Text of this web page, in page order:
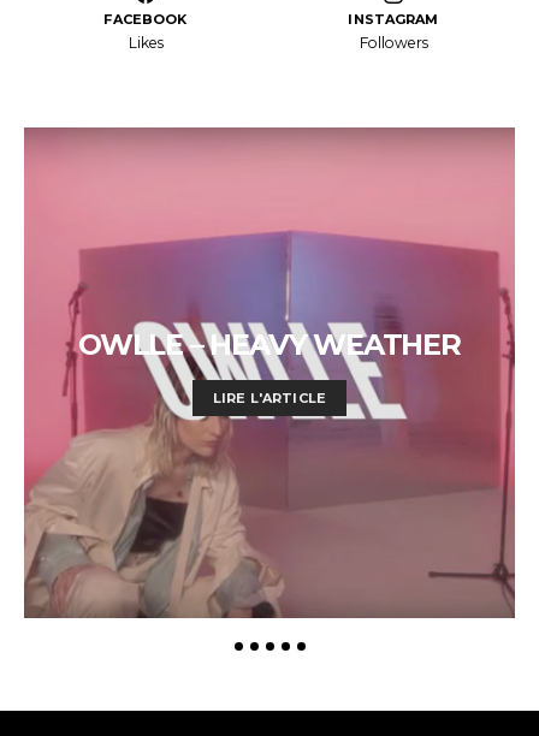
FACEBOOK
Likes
INSTAGRAM
Followers
OWLLE – HEAVY WEATHER
LIRE L'ARTICLE